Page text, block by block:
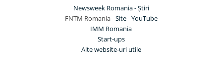
Newsweek Romania - Știri
FNTM Romania -Site-YouTube
IMM Romania
Start-ups
Alte website-uri utile